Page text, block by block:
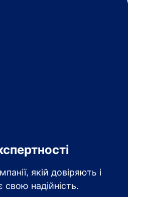
якій довіряють і
свою надійність.